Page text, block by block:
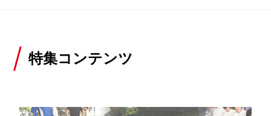
特集コンテンツ